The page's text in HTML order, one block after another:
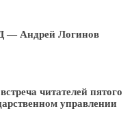
Андрей Логинов
читателей пятого
управлении